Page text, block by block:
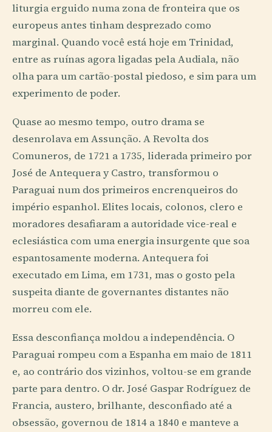
liturgia erguido numa zona de fronteira que os
europeus antes tinham desprezado como
marginal. Quando você está hoje em Trinidad,
entre as ruínas agora ligadas pela Audiala, não
olha para um cartão-postal piedoso, e sim para um
experimento de poder.
Quase ao mesmo tempo, outro drama se
desenrolava em Assunção. A Revolta dos
Comuneros, de 1721 a 1735, liderada primeiro por
José de Antequera y Castro, transformou o
Paraguai num dos primeiros encrenqueiros do
império espanhol. Elites locais, colonos, clero e
moradores desafiaram a autoridade vice-real e
eclesiástica com uma energia insurgente que soa
espantosamente moderna. Antequera foi
executado em Lima, em 1731, mas o gosto pela
suspeita diante de governantes distantes não
morreu com ele.
Essa desconfiança moldou a independência. O
Paraguai rompeu com a Espanha em maio de 1811
e, ao contrário dos vizinhos, voltou-se em grande
parte para dentro. O dr. José Gaspar Rodríguez de
Francia, austero, brilhante, desconfiado até a
obsessão, governou de 1814 a 1840 e manteve a